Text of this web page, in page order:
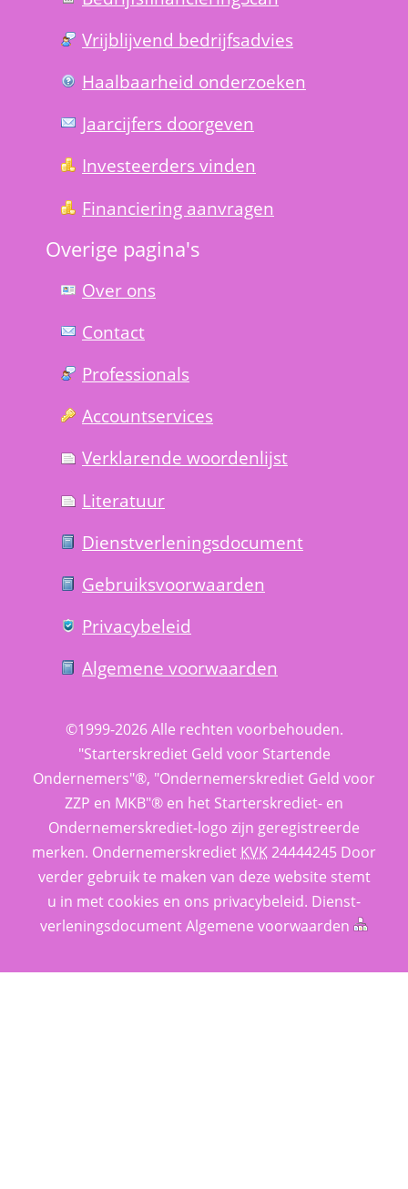
Vrijblijvend bedrijfs­advies
Haal­baar­heid onder­zoeken
Jaarcijfers doorgeven
Investeerders vinden
Financiering aanvragen
Overige pagina's
Over ons
Contact
Professionals
Account­services
Verklarende woorden­lijst
Literatuur
Dienst­verlenings­document
Gebruiks­voorwaarden
Privacy­beleid
Algemene voorwaarden
©1999-2026 Alle rechten voorbehouden.
"Starterskrediet Geld voor Startende
Ondernemers"®, "Ondernemerskrediet Geld voor
ZZP en MKB"® en het Starterskrediet- en
Ondernemerskrediet-logo zijn geregistreerde
merken. Ondernemerskrediet KVK 24444245 Door
verder gebruik te maken van deze website stemt
u in met cookies en ons privacy­beleid. Dienst­
verlenings­documentAlgemene voorwaarden